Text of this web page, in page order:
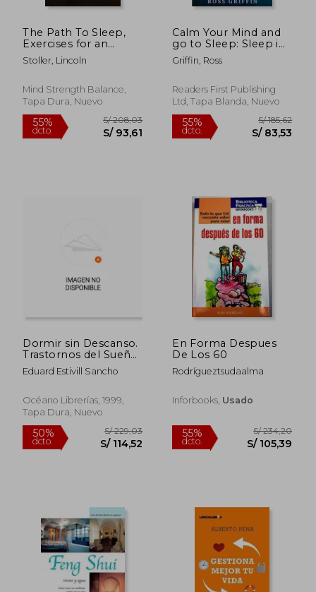
55%
dcto.
The Path To Sleep,
Exercises for an
Ancient Skill:
Hypnotic training in
psychology &
physiology of sleep
Stoller, Lincoln
Mind Strength Balance,
Tapa Dura, Nuevo
55% S/ 208,03
S/ 93,61
Calm Your Mind and
go to Sleep: Sleep in
Absolute Peace -
Make the Choice to
(en Inglés)
Griffin, Ross
Readers First Publishing
Ltd, Tapa Blanda, Nuevo
55%
dcto.
Dormir sin Descanso.
Trastornos del Sueño:
Cómo Mejorar su
Calidad de Vida
Eduard Estivill Sancho
Océano Librerías, 1999,
Tapa Dura, Nuevo
En Forma Despues
De Los 60
Rodrígueztsudaalma
Inforbooks, Usado